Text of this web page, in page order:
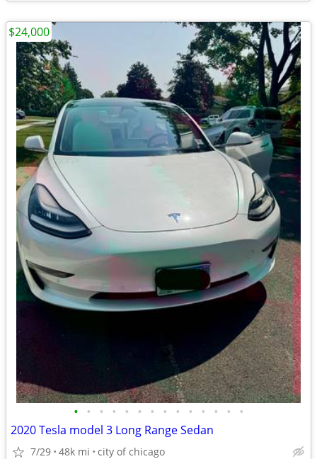
• • • • • • • • • • • • • •
2020 Tesla model 3 Long Range Sedan
7/29 48k mi city of chicago
$24,000